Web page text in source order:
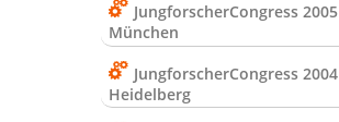
JungforscherCongress 2005
München
JungforscherCongress 2004
Heidelberg